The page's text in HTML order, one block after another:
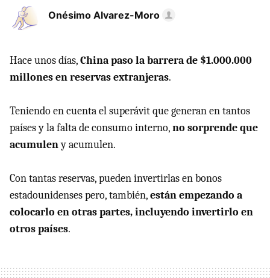
Onésimo Alvarez-Moro
Hace unos días,China paso la barrera de $1.000.000
millones en reservas extranjeras.
Teniendo en cuenta el superávit que generan en tantos
países y la falta de consumo interno,no sorprende que
acumuleny acumulen.
Con tantas reservas, pueden invertirlas en bonos
estadounidenses pero, también,están empezando a
colocarlo en otras partes, incluyendo invertirlo en
otros países.